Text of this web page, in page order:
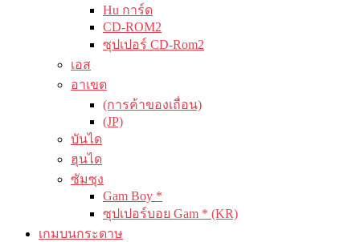
Hu การ์ด
CD-ROM2
ซุปเปอร์ CD-Rom2
เอส
อาเขต
(การค้าของเถื่อน)
(JP)
บันได
ฮุนได
ซัมซุง
Gam Boy *
ซุปเปอร์บอย Gam * (KR)
เกมบนกระดาษ